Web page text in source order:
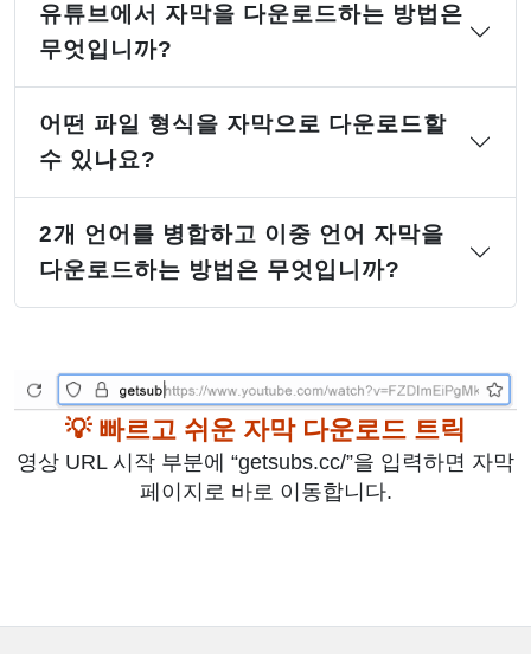
유튜브에서 자막을 다운로드하는 방법은
무엇입니까?
어떤 파일 형식을 자막으로 다운로드할
수 있나요?
2개 언어를 병합하고 이중 언어 자막을
다운로드하는 방법은 무엇입니까?
💡 빠르고 쉬운 자막 다운로드 트릭
영상 URL 시작 부분에 “getsubs.cc/”을 입력하면 자막
페이지로 바로 이동합니다.